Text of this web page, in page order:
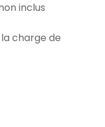
inclus
la charge de